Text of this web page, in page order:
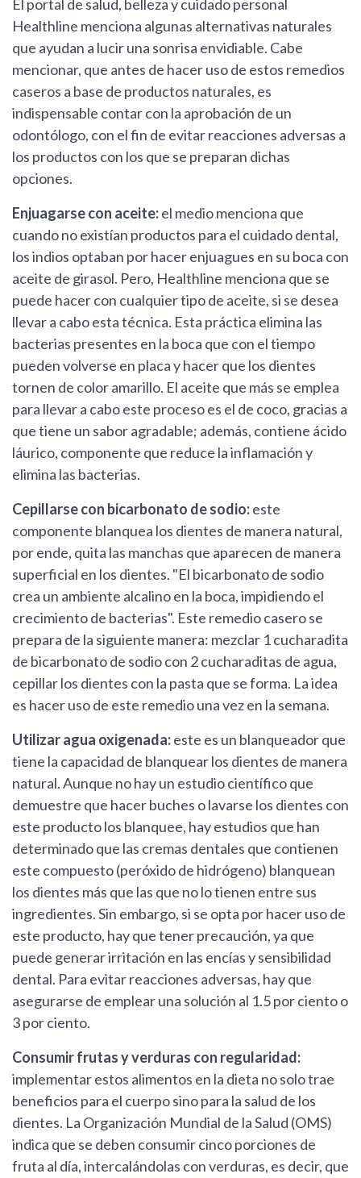
El portal de salud, belleza y cuidado personal
Healthline menciona algunas alternativas naturales
que ayudan a lucir una sonrisa envidiable. Cabe
mencionar, que antes de hacer uso de estos remedios
caseros a base de productos naturales, es
indispensable contar con la aprobación de un
odontólogo, con el fin de evitar reacciones adversas a
los productos con los que se preparan dichas
opciones.
Enjuagarse con aceite:el medio menciona que
cuando no existían productos para el cuidado dental,
los indios optaban por hacer enjuagues en su boca con
aceite de girasol. Pero, Healthline menciona que se
puede hacer con cualquier tipo de aceite, si se desea
llevar a cabo esta técnica. Esta práctica elimina las
bacterias presentes en la boca que con el tiempo
pueden volverse en placa y hacer que los dientes
tornen de color amarillo. El aceite que más se emplea
para llevar a cabo este proceso es el de coco, gracias a
que tiene un sabor agradable; además, contiene ácido
láurico, componente que reduce la inflamación y
elimina las bacterias.
Cepillarse con bicarbonato de sodio:este
componente blanquea los dientes de manera natural,
por ende, quita las manchas que aparecen de manera
superficial en los dientes. "El bicarbonato de sodio
crea un ambiente alcalino en la boca, impidiendo el
crecimiento de bacterias". Este remedio casero se
prepara de la siguiente manera: mezclar 1 cucharadita
de bicarbonato de sodio con 2 cucharaditas de agua,
cepillar los dientes con la pasta que se forma. La idea
es hacer uso de este remedio una vez en la semana.
Utilizar agua oxigenada:este es un blanqueador que
tiene la capacidad de blanquear los dientes de manera
natural. Aunque no hay un estudio científico que
demuestre que hacer buches o lavarse los dientes con
este producto los blanquee, hay estudios que han
determinado que las cremas dentales que contienen
este compuesto (peróxido de hidrógeno) blanquean
los dientes más que las que no lo tienen entre sus
ingredientes. Sin embargo, si se opta por hacer uso de
este producto, hay que tener precaución, ya que
puede generar irritación en las encías y sensibilidad
dental. Para evitar reacciones adversas, hay que
asegurarse de emplear una solución al 1.5 por ciento o
3 por ciento.
Consumir frutas y verduras con regularidad:
implementar estos alimentos en la dieta no solo trae
beneficios para el cuerpo sino para la salud de los
dientes. La Organización Mundial de la Salud (OMS)
indica que se deben consumir cinco porciones de
fruta al día, intercalándolas con verduras, es decir, que